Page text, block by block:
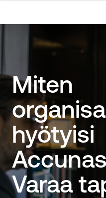
Miten
hyötyisi
Varaa